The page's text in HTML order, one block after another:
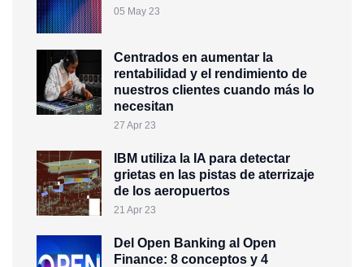
05 May 23
Centrados en aumentar la
rentabilidad y el rendimiento de
nuestros clientes cuando más lo
necesitan
27 Apr 23
IBM utiliza la IA para detectar
grietas en las pistas de aterrizaje
de los aeropuertos
21 Apr 23
Del Open Banking al Open
Finance: 8 conceptos y 4